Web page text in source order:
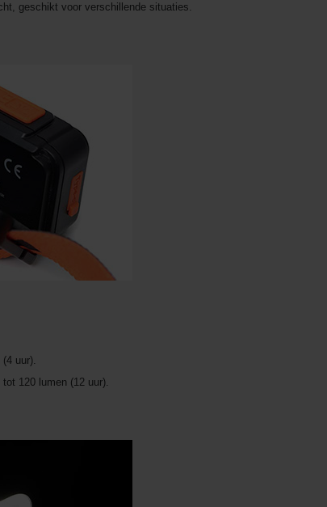
geschikt voor verschillende situaties.
uur).
120 lumen (12 uur).